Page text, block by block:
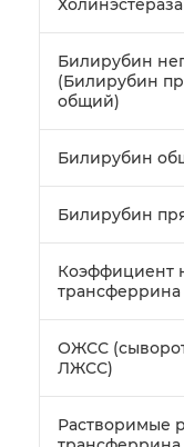
Холинэстераза
Билирубин
(Билирубин
общий)
Билирубин
Билирубин
Коэффициент
трансферрина
ОЖСС
ЛЖСС)
Растворимые